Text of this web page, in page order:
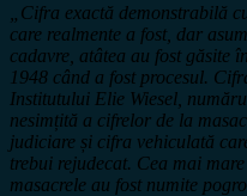
„Cifra exactă demonstrabilă
care realmente a fost, dar
cadavre, atâtea au fost găsite
1948 când a fost procesul.
Institutului Elie Wiesel,
nesimțită a cifrelor de la
judiciare și cifra vehiculată
trebui rejudecat. Cea mai
masacrele au fost numite